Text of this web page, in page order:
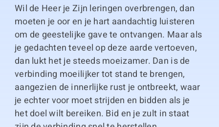
Wil de Heer je Zijn leringen overbrengen, dan
moeten je oor en je hart aandachtig luisteren
om de geestelijke gave te ontvangen. Maar als
je gedachten teveel op deze aarde vertoeven,
dan lukt het je steeds moeizamer. Dan is de
verbinding moeilijker tot stand te brengen,
aangezien de innerlijke rust je ontbreekt, waar
je echter voor moet strijden en bidden als je
het doel wilt bereiken. Bid en je zult in staat